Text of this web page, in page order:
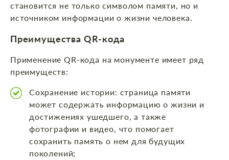
становится не только символом памяти, но и
источником информации о жизни человека.
Преимущества QR-кода
Применение QR-кода на монументе имеет ряд
преимуществ:
Сохранение истории: страница памяти
может содержать информацию о жизни и
достижениях ушедшего, а также
фотографии и видео, что помогает
сохранить память о нем для будущих
поколений;